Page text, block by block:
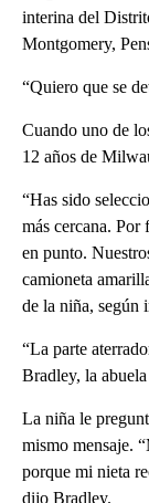
interina del
Montgomery,
“Quiero que se
Cuando uno de
12 años de
“Has sido
más cercana. Por
en punto.
camioneta
de la niña,
“La parte
Bradley, la
La niña le
mismo mensaje.
porque mi nieta
dijo Bradley.